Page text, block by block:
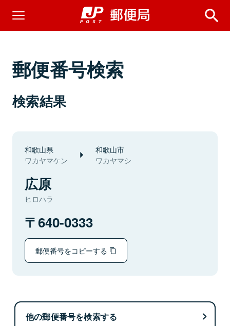
郵便番号検索
検索結果
和歌山県
ワカヤマケン
和歌山市
ワカヤマシ
広原
ヒロハラ
640-0333
郵便番号をコピーする
他の郵便番号を検索する